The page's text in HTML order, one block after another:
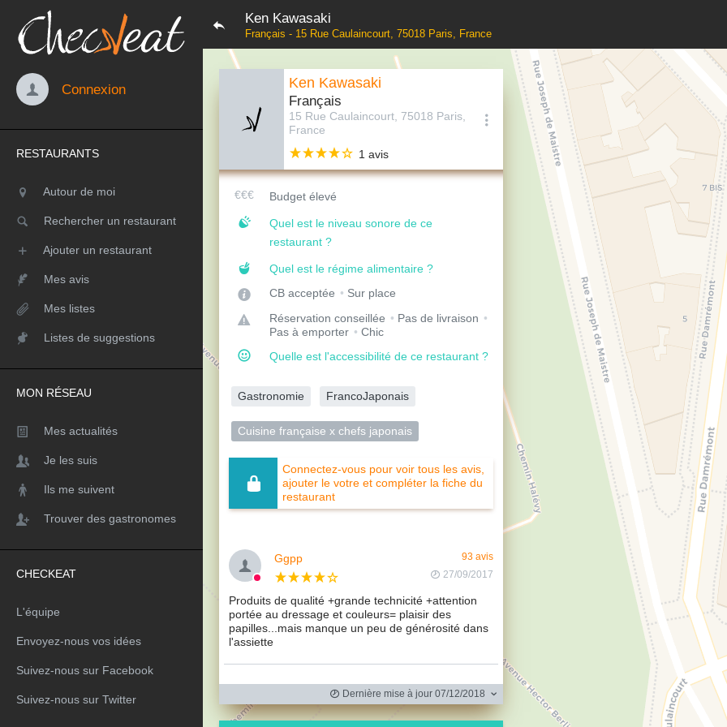
Ken Kawasaki
Français - 15 Rue Caulaincourt, 75018 Paris, France
Connexion
RESTAURANTS
Autour de moi
Rechercher un restaurant
Ajouter un restaurant
Mes avis
Mes listes
Listes de suggestions
MON RÉSEAU
Mes actualités
Je les suis
Ils me suivent
Trouver des gastronomes
CHECKEAT
L'équipe
Envoyez-nous vos idées
Suivez-nous sur Facebook
Suivez-nous sur Twitter
Ken Kawasaki
Français
15 Rue Caulaincourt, 75018 Paris,
France
1 avis
Budget élevé
Quel est le niveau sonore de ce
restaurant ?
Quel est le régime alimentaire ?
CB acceptée
Sur place
Réservation conseillée
Pas de livraison
Pas à emporter
Chic
Quelle est l'accessibilité de ce restaurant ?
Gastronomie FrancoJaponais
Cuisine française x chefs japonais
Connectez-vous pour voir tous les avis,
ajouter le votre et compléter la fiche du
restaurant
Ggpp
93 avis
27/09/2017
Produits de qualité +grande technicité +attention
portée au dressage et couleurs= plaisir des
papilles...mais manque un peu de générosité dans
l'assiette
Dernière mise à jour 07/12/2018